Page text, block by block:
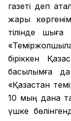
газеті деп
жарық
тілінде шыға
біріккен
басылымға
«Қазақстан
10 мың дана
үшке